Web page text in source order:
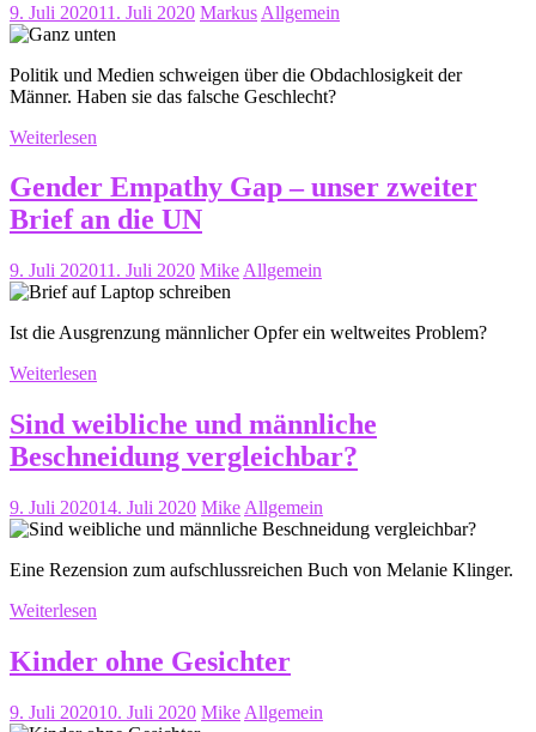
9. Juli 202011. Juli 2020 Markus Allgemein
Politik und Medien schweigen über die Obdachlosigkeit der
Männer. Haben sie das falsche Geschlecht?
Weiterlesen
Gender Empathy Gap – unser zweiter
Brief an die UN
9. Juli 202011. Juli 2020 Mike Allgemein
Ist die Ausgrenzung männlicher Opfer ein weltweites Problem?
Weiterlesen
Sind weibliche und männliche
Beschneidung vergleichbar?
9. Juli 202014. Juli 2020 Mike Allgemein
Eine Rezension zum aufschlussreichen Buch von Melanie Klinger.
Weiterlesen
Kinder ohne Gesichter
9. Juli 202010. Juli 2020 Mike Allgemein